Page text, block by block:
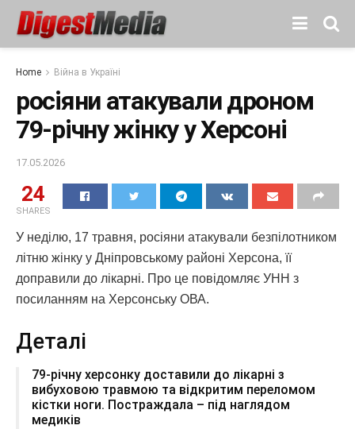
Home Війна в Україні
росіяни атакували дроном
79-річну жінку у Херсоні
17.05.2026
24
SHARES
У неділю, 17 травня, росіяни атакували безпілотником
літню жінку у Дніпровському районі Херсона, її
доправили до лікарні. Про це повідомляє УНН з
посиланням на Херсонську ОВА.
Деталі
79-річну херсонку доставили до лікарні з
вибуховою травмою та відкритим переломом
кістки ноги. Постраждала – під наглядом
медиків